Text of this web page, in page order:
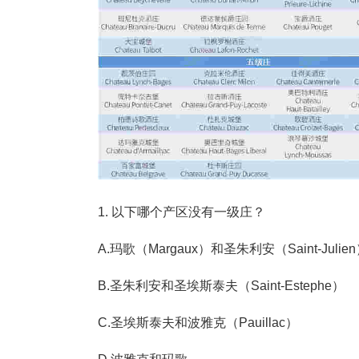
1. 以下哪个产区没有一级庄？
A.玛歌（Margaux）和圣朱利安（Saint-Julien
B.圣朱利安和圣埃斯泰夫（Saint-Estephe）
C.圣埃斯泰夫和波雅克（Pauillac）